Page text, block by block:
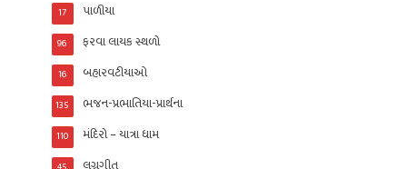
પાળીયા
17
ફરવા લાયક સ્થળો
96
બહારવટીયાઓ
16
ભજન-પ્રભાતિયા-પ્રાર્થના
135
મંદિરો – યાત્રા ધામ
110